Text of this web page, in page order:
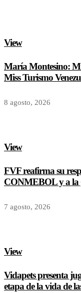
View
María Montesino:
Miss Turismo
8 agosto, 2026
View
FVF reafirma su
CONMEBOL y a la
7 agosto, 2026
View
Vidapets presenta
etapa de la vida de